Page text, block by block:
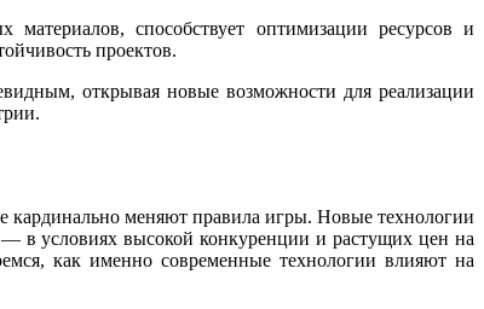
способствует оптимизации ресурсов и
проектов.
открывая новые возможности для реализации
кардинально меняют правила игры. Новые технологии
— в условиях высокой конкуренции и растущих цен на
как именно современные технологии влияют на